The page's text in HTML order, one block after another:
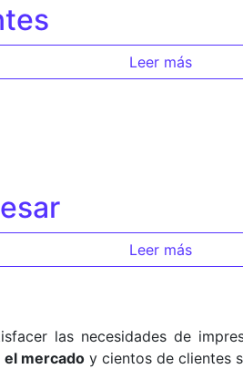
Leer más
Leer más
las necesidades de
el mercadoy cientos de clientes